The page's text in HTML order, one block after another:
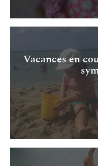
Vacances en